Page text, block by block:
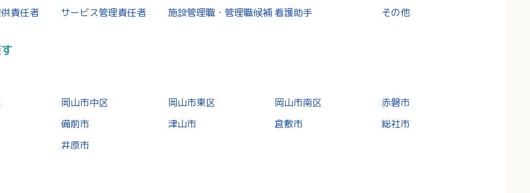
責任者
サービス管理責任者 施設管理職・管理職候補 看護助手 その他
岡山市中区 岡山市東区 岡山市南区
赤磐市
備前市
津山市 倉敷市
総社市
井原市